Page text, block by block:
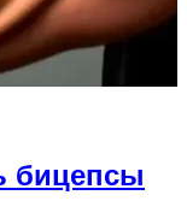
бицепсы